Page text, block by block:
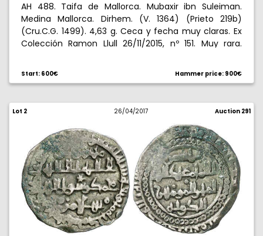
AH 488. Taifa de Mallorca. Mubaxir ibn Suleiman.
Medina Mallorca. Dirhem. (V. 1364) (Prieto 219b)
(Cru.C.G. 1499). 4,63 g. Ceca y fecha muy claras. Ex
Colección Ramon Llull 26/11/2015, nº 151. Muy rara.
Start: 600€ Hammer price: 900€
Lot 2 26/04/2017 Auction 291